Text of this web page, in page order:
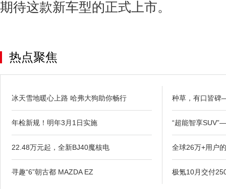
期待这款新车型的正式上市。
热点聚焦
冰天雪地暖心上路 哈弗大狗助你畅行
年检新规！明年3月1日实施
22.48万元起，全新BJ40魔核电
寻趣“6”朝古都 MAZDA EZ
种草，有口皆
“超能智享
全球26万+用户
极氪10月交付